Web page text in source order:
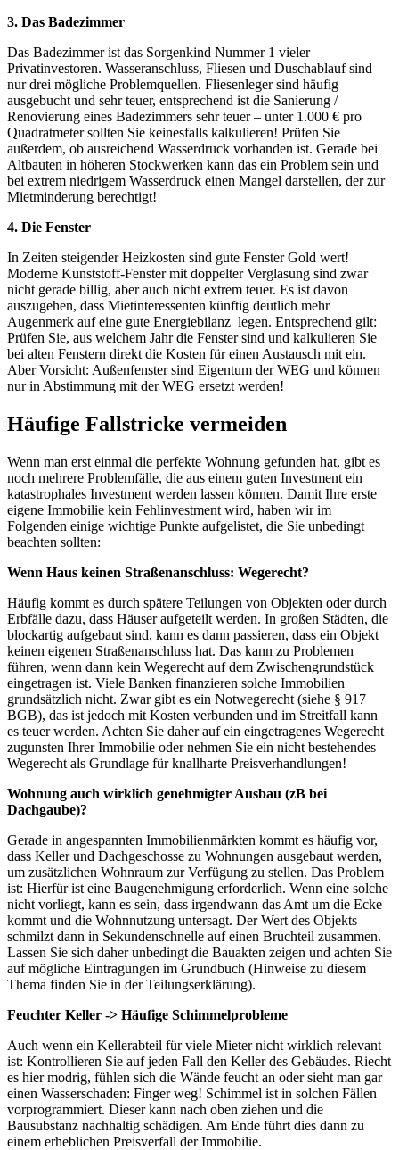
3. Das Badezimmer
Das Badezimmer ist das Sorgenkind Nummer 1 vieler
Privatinvestoren. Wasseranschluss, Fliesen und Duschablauf sind
nur drei mögliche Problemquellen. Fliesenleger sind häufig
ausgebucht und sehr teuer, entsprechend ist die Sanierung /
Renovierung eines Badezimmers sehr teuer – unter 1.000 € pro
Quadratmeter sollten Sie keinesfalls kalkulieren! Prüfen Sie
außerdem, ob ausreichend Wasserdruck vorhanden ist. Gerade bei
Altbauten in höheren Stockwerken kann das ein Problem sein und
bei extrem niedrigem Wasserdruck einen Mangel darstellen, der zur
Mietminderung berechtigt!
4. Die Fenster
In Zeiten steigender Heizkosten sind gute Fenster Gold wert!
Moderne Kunststoff-Fenster mit doppelter Verglasung sind zwar
nicht gerade billig, aber auch nicht extrem teuer. Es ist davon
auszugehen, dass Mietinteressenten künftig deutlich mehr
Augenmerk auf eine gute Energiebilanz legen. Entsprechend gilt:
Prüfen Sie, aus welchem Jahr die Fenster sind und kalkulieren Sie
bei alten Fenstern direkt die Kosten für einen Austausch mit ein.
Aber Vorsicht: Außenfenster sind Eigentum der WEG und können
nur in Abstimmung mit der WEG ersetzt werden!
Häufige Fallstricke vermeiden
Wenn man erst einmal die perfekte Wohnung gefunden hat, gibt es
noch mehrere Problemfälle, die aus einem guten Investment ein
katastrophales Investment werden lassen können. Damit Ihre erste
eigene Immobilie kein Fehlinvestment wird, haben wir im
Folgenden einige wichtige Punkte aufgelistet, die Sie unbedingt
beachten sollten:
Wenn Haus keinen Straßenanschluss: Wegerecht?
Häufig kommt es durch spätere Teilungen von Objekten oder durch
Erbfälle dazu, dass Häuser aufgeteilt werden. In großen Städten, die
blockartig aufgebaut sind, kann es dann passieren, dass ein Objekt
keinen eigenen Straßenanschluss hat. Das kann zu Problemen
führen, wenn dann kein Wegerecht auf dem Zwischengrundstück
eingetragen ist. Viele Banken finanzieren solche Immobilien
grundsätzlich nicht. Zwar gibt es ein Notwegerecht (siehe § 917
BGB), das ist jedoch mit Kosten verbunden und im Streitfall kann
es teuer werden. Achten Sie daher auf ein eingetragenes Wegerecht
zugunsten Ihrer Immobilie oder nehmen Sie ein nicht bestehendes
Wegerecht als Grundlage für knallharte Preisverhandlungen!
Wohnung auch wirklich genehmigter Ausbau (zB bei
Dachgaube)?
Gerade in angespannten Immobilienmärkten kommt es häufig vor,
dass Keller und Dachgeschosse zu Wohnungen ausgebaut werden,
um zusätzlichen Wohnraum zur Verfügung zu stellen. Das Problem
ist: Hierfür ist eine Baugenehmigung erforderlich. Wenn eine solche
nicht vorliegt, kann es sein, dass irgendwann das Amt um die Ecke
kommt und die Wohnnutzung untersagt. Der Wert des Objekts
schmilzt dann in Sekundenschnelle auf einen Bruchteil zusammen.
Lassen Sie sich daher unbedingt die Bauakten zeigen und achten Sie
auf mögliche Eintragungen im Grundbuch (Hinweise zu diesem
Thema finden Sie in der Teilungserklärung).
Feuchter Keller -> Häufige Schimmelprobleme
Auch wenn ein Kellerabteil für viele Mieter nicht wirklich relevant
ist: Kontrollieren Sie auf jeden Fall den Keller des Gebäudes. Riecht
es hier modrig, fühlen sich die Wände feucht an oder sieht man gar
einen Wasserschaden: Finger weg! Schimmel ist in solchen Fällen
vorprogrammiert. Dieser kann nach oben ziehen und die
Bausubstanz nachhaltig schädigen. Am Ende führt dies dann zu
einem erheblichen Preisverfall der Immobilie.